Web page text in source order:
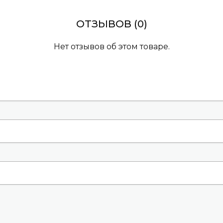
ОТЗЫВОВ (0)
Нет отзывов об этом товаре.